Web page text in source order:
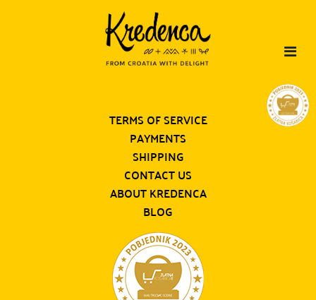
TERMS OF SERVICE
PAYMENTS
SHIPPING
CONTACT US
ABOUT KREDENCA
BLOG